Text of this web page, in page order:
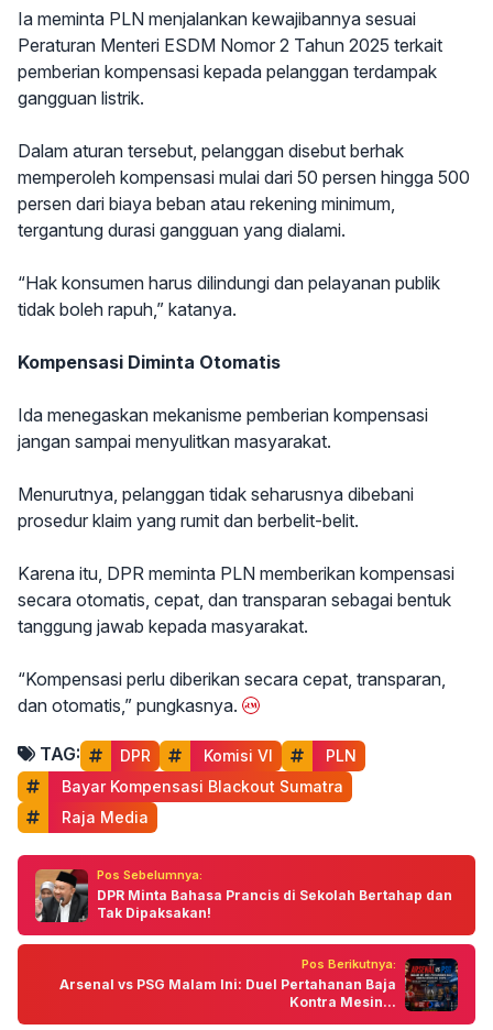
Ia meminta PLN menjalankan kewajibannya sesuai
Peraturan Menteri ESDM Nomor 2 Tahun 2025 terkait
pemberian kompensasi kepada pelanggan terdampak
gangguan listrik.
Dalam aturan tersebut, pelanggan disebut berhak
memperoleh kompensasi mulai dari 50 persen hingga 500
persen dari biaya beban atau rekening minimum,
tergantung durasi gangguan yang dialami.
“Hak konsumen harus dilindungi dan pelayanan publik
tidak boleh rapuh,” katanya.
Kompensasi Diminta Otomatis
Ida menegaskan mekanisme pemberian kompensasi
jangan sampai menyulitkan masyarakat.
Menurutnya, pelanggan tidak seharusnya dibebani
prosedur klaim yang rumit dan berbelit-belit.
Karena itu, DPR meminta PLN memberikan kompensasi
secara otomatis, cepat, dan transparan sebagai bentuk
tanggung jawab kepada masyarakat.
“Kompensasi perlu diberikan secara cepat, transparan,
dan otomatis,” pungkasnya.
TAG: DPR Komisi VI
PLN
Bayar Kompensasi Blackout Sumatra
Raja Media
Pos Sebelumnya:
DPR Minta Bahasa Prancis di Sekolah Bertahap dan
Tak Dipaksakan!
Pos Berikutnya:
Arsenal vs PSG Malam Ini: Duel Pertahanan Baja
Kontra Mesin...